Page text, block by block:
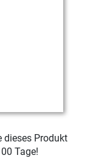
dieses Produkt
Tage!